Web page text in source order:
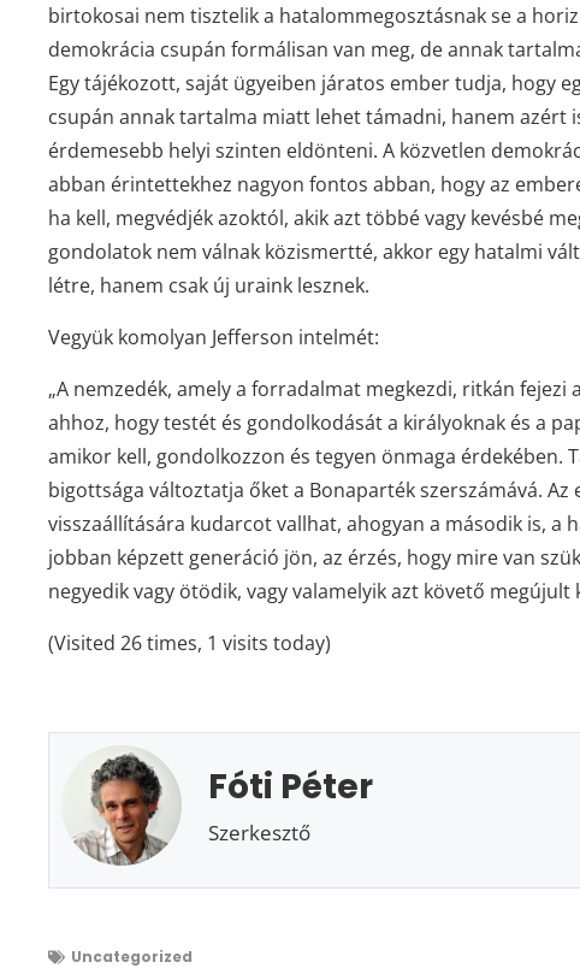
birtokosai nem tisztelik a hatalommegosztásnak se a
demokrácia csupán formálisan van meg, de annak
Egy tájékozott, saját ügyeiben járatos ember tudja, hogy
csupán annak tartalma miatt lehet támadni, hanem azért
érdemesebb helyi szinten eldönteni. A közvetlen
abban érintettekhez nagyon fontos abban, hogy az
ha kell, megvédjék azoktól, akik azt többé vagy kevésbé
gondolatok nem válnak közismertté, akkor egy hatalmi
létre, hanem csak új uraink lesznek.
Vegyük komolyan Jefferson intelmét:
„A nemzedék, amely a forradalmat megkezdi, ritkán fejezi
ahhoz, hogy testét és gondolkodását a királyoknak és a
amikor kell, gondolkozzon és tegyen önmaga érdekében.
bigottsága változtatja őket a Bonaparték szerszámává.
visszaállítására kudarcot vallhat, ahogyan a második is, a
jobban képzett generáció jön, az érzés, hogy mire van
negyedik vagy ötödik, vagy valamelyik azt követő
(Visited 26 times, 1 visits today)
Fóti Péter
Szerkesztő
Uncategorized